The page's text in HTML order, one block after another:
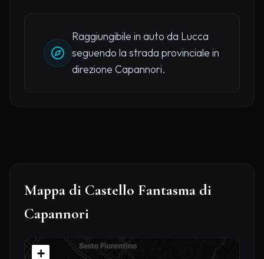
Raggiungibile in auto da Lucca
seguendo la strada provinciale in
direzione Capannori.
Mappa di Castello Fantasma di
Capannori
+